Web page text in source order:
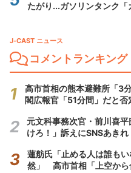
たがり...ガソリンタンク「
J-CAST ニュース
コメントランキング
高市首相の熊本避難所「3
閣広報官「51分間」だと否
元文科事務次官・前川喜
けろ！」訴えにSNSあきれ
蓮舫氏「止める人は誰も
然」 高市首相「上空から